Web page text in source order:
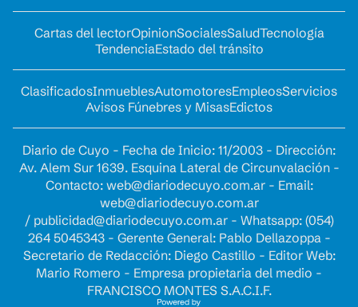
Cartas del lectorOpinionSocialesSaludTecnología
TendenciaEstado del tránsito
ClasificadosInmueblesAutomotoresEmpleosServicios
Avisos Fúnebres y MisasEdictos
Diario de Cuyo - Fecha de Inicio: 11/2003 - Dirección:
Av. Alem Sur 1639. Esquina Lateral de Circunvalación -
Contacto: web@diariodecuyo.com.ar- Email:
web@diariodecuyo.com.ar
/ publicidad@diariodecuyo.com.ar- Whatsapp: (054)
264 5045343 - Gerente General: Pablo Dellazoppa -
Secretario de Redacción: Diego Castillo - Editor Web:
Mario Romero - Empresa propietaria del medio -
FRANCISCO MONTES S.A.C.I.F.